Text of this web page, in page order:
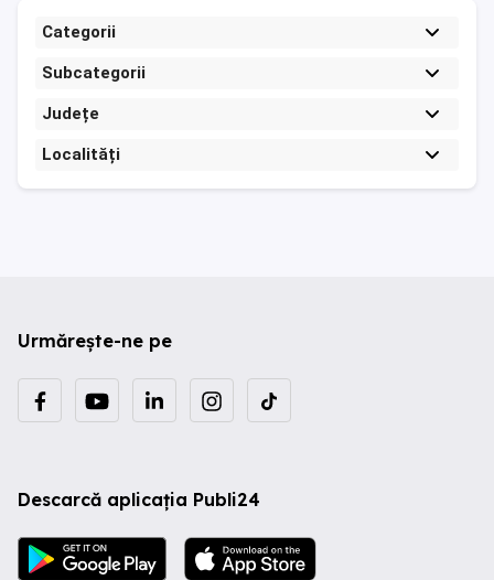
Categorii
Subcategorii
Județe
Localități
Urmărește-ne pe
Descarcă aplicația Publi24